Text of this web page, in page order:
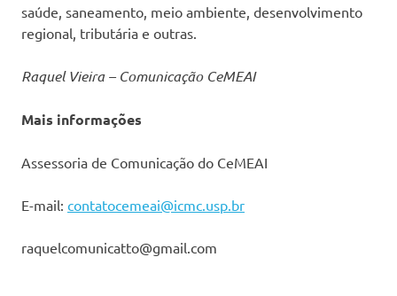
saúde, saneamento, meio ambiente, desenvolvimento
regional, tributária e outras.
Raquel Vieira – Comunicação CeMEAI
Mais informações
Assessoria de Comunicação do CeMEAI
E-mail: contatocemeai@icmc.usp.br
raquelcomunicatto@gmail.com